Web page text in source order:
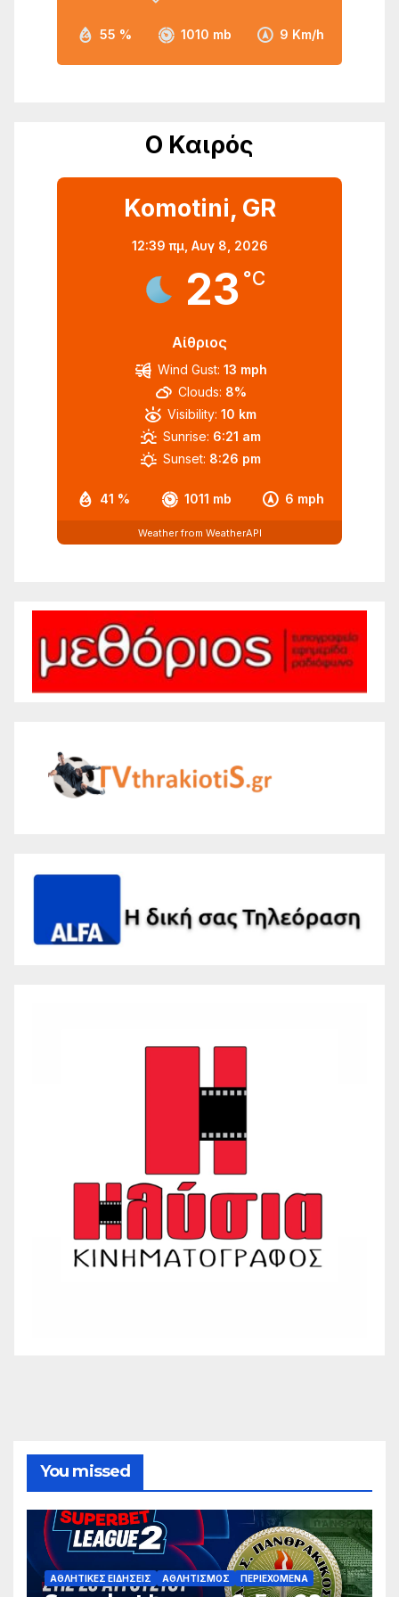
55 % 1010 mb 9 Km/h
Ο Καιρός
Komotini, GR
12:39 πμ, Αυγ 8, 2026
23 °C
Αίθριος
41 % 1011 mb 6 mph
Wind Gust: 13 mph
Clouds: 8%
Visibility: 10 km
Sunrise: 6:21 am
Sunset: 8:26 pm
Weather from WeatherAPI
You missed
ΑΘΛΗΤΙΚΈΣ ΕΙΔΉΣΕΙΣ ΑΘΛΗΤΙΣΜΌΣ ΠΕΡΙΕΧΌΜΕΝΑ